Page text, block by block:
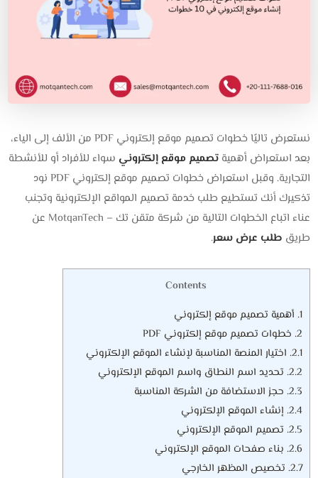
نستعرض تاليًا خطوات تصميم موقع إلكتروني PDF من الألف إلى الياء،
بعد استعراض أهميةتصميم موقع إلكتروني سواء للأفراد أو للأنشطة
التجارية. وقبل استعراض خطوات تصميم موقع إلكتروني PDF نود
تذكيرك أنك تستطيع طلب خدمة تصميم المواقع الإلكترونية وتجنب
عناء اتباع الخطوات التالية من شركة متقن تك – MotqanTech عن
طريق طلب عرض سعر.
Contents
1. أهمية تصميم موقع إلكتروني
2. خطوات تصميم موقع إلكتروني PDF
2.1. اختيار المنصة المناسبة لإنشاء الموقع الإلكتروني
2.2. تحديد اسم النطاق واسم الموقع الإلكتروني
2.3. حجز الاستضافة من الشركة المناسبة
2.4. إنشاء الموقع الإلكتروني
2.5. تصميم الموقع الإلكتروني
2.6. بناء صفحات الموقع الإلكتروني
2.7. تخصيص المظهر الخارجي